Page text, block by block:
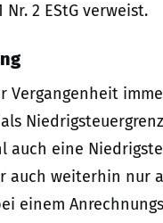
2 EStG verweist.
Vergangenheit
auch eine
auch weiterhin nur
einem